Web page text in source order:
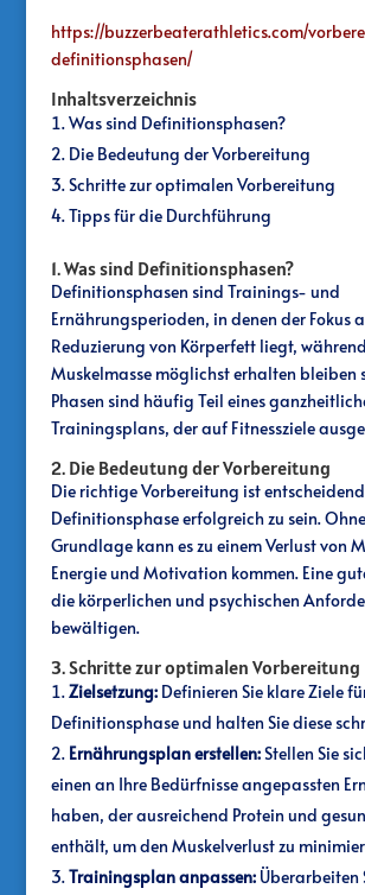
https://buzzerbeaterathletics.com/
definitionsphasen/
Inhaltsverzeichnis
Was sind Definitionsphasen?
Die Bedeutung der Vorbereitung
Schritte zur optimalen Vorbereitung
Tipps für die Durchführung
1. Was sind Definitionsphasen?
Definitionsphasen sind Trainings- und
Ernährungsperioden, in denen der Fokus
Reduzierung von Körperfett liegt,
Muskelmasse möglichst erhalten bleiben
Phasen sind häufig Teil eines
Trainingsplans, der auf Fitnessziele
2. Die Bedeutung der Vorbereitung
Die richtige Vorbereitung ist
Definitionsphase erfolgreich zu sein.
Grundlage kann es zu einem Verlust von
Energie und Motivation kommen. Eine
die körperlichen und psychischen
bewältigen.
3. Schritte zur optimalen Vorbereitung
Zielsetzung:Definieren Sie klare Ziele
Definitionsphase und halten Sie diese
Ernährungsplan erstellen:Stellen Sie
einen an Ihre Bedürfnisse angepassten
haben, der ausreichend Protein und
enthält, um den Muskelverlust zu
Trainingsplan anpassen:Überarbeiten